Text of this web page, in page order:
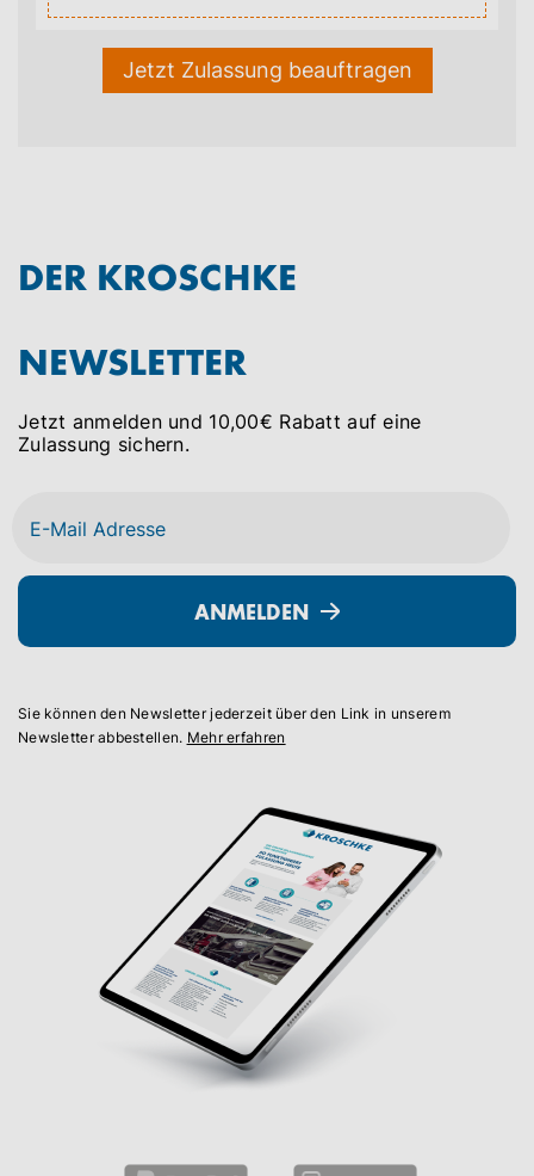
Jetzt Zulassung beauftragen
DER KROSCHKE
NEWSLETTER
Jetzt anmelden und 10,00€ Rabatt auf eine
Zulassung sichern.
ANMELDEN
Sie können den Newsletter jederzeit über den Link in unserem
Newsletter abbestellen. Mehr erfahren